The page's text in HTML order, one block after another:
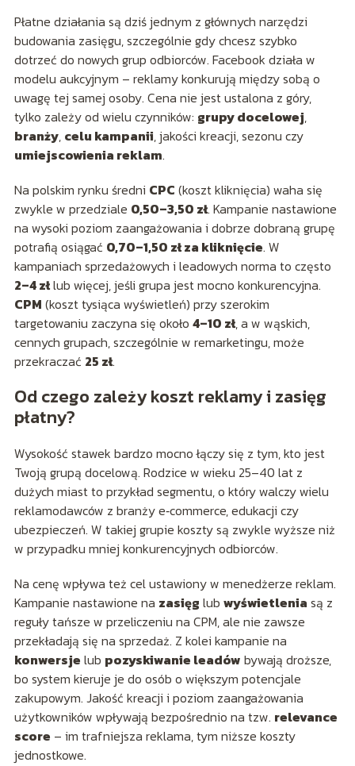
Płatne działania są dziś jednym z głównych narzędzi
budowania zasięgu, szczególnie gdy chcesz szybko
dotrzeć do nowych grup odbiorców. Facebook działa w
modelu aukcyjnym – reklamy konkurują między sobą o
uwagę tej samej osoby. Cena nie jest ustalona z góry,
tylko zależy od wielu czynników: grupy docelowej,
branży, celu kampanii, jakości kreacji, sezonu czy
umiejscowienia reklam.
Na polskim rynku średni CPC (koszt kliknięcia) waha się
zwykle w przedziale 0,50–3,50 zł. Kampanie nastawione
na wysoki poziom zaangażowania i dobrze dobraną grupę
potrafią osiągać 0,70–1,50 zł za kliknięcie. W
kampaniach sprzedażowych i leadowych norma to często
2–4 złlub więcej, jeśli grupa jest mocno konkurencyjna.
CPM (koszt tysiąca wyświetleń) przy szerokim
targetowaniu zaczyna się około 4–10 zł, a w wąskich,
cennych grupach, szczególnie w remarketingu, może
przekraczać 25 zł.
Od czego zależy koszt reklamy i zasięg
płatny?
Wysokość stawek bardzo mocno łączy się z tym, kto jest
Twoją grupą docelową. Rodzice w wieku 25–40 lat z
dużych miast to przykład segmentu, o który walczy wielu
reklamodawców z branży e‑commerce, edukacji czy
ubezpieczeń. W takiej grupie koszty są zwykle wyższe niż
w przypadku mniej konkurencyjnych odbiorców.
Na cenę wpływa też cel ustawiony w menedżerze reklam.
Kampanie nastawione na zasięg lub wyświetlenia są z
reguły tańsze w przeliczeniu na CPM, ale nie zawsze
przekładają się na sprzedaż. Z kolei kampanie na
konwersje lub pozyskiwanie leadów bywają droższe,
bo system kieruje je do osób o większym potencjale
zakupowym. Jakość kreacji i poziom zaangażowania
użytkowników wpływają bezpośrednio na tzw. relevance
score – im trafniejsza reklama, tym niższe koszty
jednostkowe.